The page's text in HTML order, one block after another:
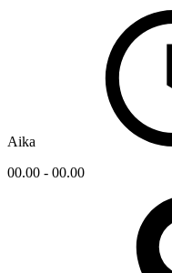
Aika
00.00 - 00.00